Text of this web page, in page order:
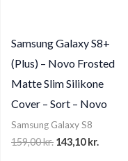
Samsung Galaxy S8+
(Plus) – Novo Frosted
Matte Slim Silikone
Cover – Sort – Novo
Samsung Galaxy S8
159,00kr. Original
143,10kr.